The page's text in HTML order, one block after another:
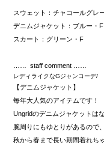
スウェット：チャコールグレ
デニムジャケット：ブルー・F
スカート：グリーン・F
…… staff comment ……
レディライクなGジャンコーデ/
【デニムジャケット】
毎年大人気のアイテムです！
Ungridのデニムジャケットは
腕周りにもゆとりがあるので
秋から春まで長い期間着れち